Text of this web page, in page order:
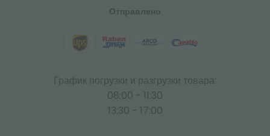
Отправлено
График погрузки и разгрузки товара:
08:00 - 11:30
13:30 - 17:00